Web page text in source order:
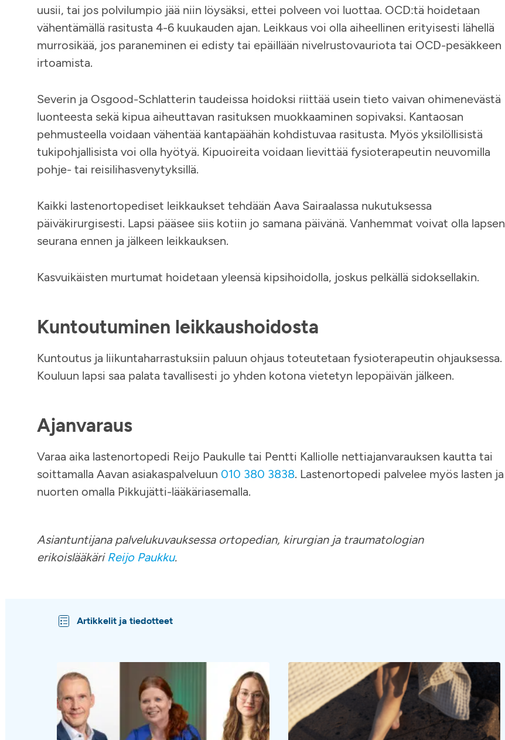
uusii, tai jos polvilumpio jää niin löysäksi, ettei polveen voi luottaa. OCD:tä hoidetaan
vähentämällä rasitusta 4-6 kuukauden ajan. Leikkaus voi olla aiheellinen erityisesti lähellä
murrosikää, jos paraneminen ei edisty tai epäillään nivelrustovauriota tai OCD-pesäkkeen
irtoamista.
Severin ja Osgood-Schlatterin taudeissa hoidoksi riittää usein tieto vaivan ohimenevästä
luonteesta sekä kipua aiheuttavan rasituksen muokkaaminen sopivaksi. Kantaosan
pehmusteella voidaan vähentää kantapäähän kohdistuvaa rasitusta. Myös yksilöllisistä
tukipohjallisista voi olla hyötyä. Kipuoireita voidaan lievittää fysioterapeutin neuvomilla
pohje- tai reisilihasvenytyksillä.
Kaikki lastenortopediset leikkaukset tehdään Aava Sairaalassa nukutuksessa
päiväkirurgisesti. Lapsi pääsee siis kotiin jo samana päivänä. Vanhemmat voivat olla lapsen
seurana ennen ja jälkeen leikkauksen.
Kasvuikäisten murtumat hoidetaan yleensä kipsihoidolla, joskus pelkällä sidoksellakin.
Kuntoutuminen leikkaushoidosta
Kuntoutus ja liikuntaharrastuksiin paluun ohjaus toteutetaan fysioterapeutin ohjauksessa.
Kouluun lapsi saa palata tavallisesti jo yhden kotona vietetyn lepopäivän jälkeen.
Ajanvaraus
Varaa aika lastenortopedi Reijo Paukulle tai Pentti Kalliolle nettiajanvarauksen kautta tai
soittamalla Aavan asiakaspalveluun 010 380 3838. Lastenortopedi palvelee myös lasten ja
nuorten omalla Pikkujätti-lääkäriasemalla.
Asiantuntijana palvelukuvauksessa ortopedian, kirurgian ja traumatologian
erikoislääkäri Reijo Paukku.
Artikkelit ja tiedotteet